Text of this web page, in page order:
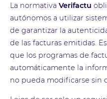
La normativa Verifactu
autónomos a utilizar
de garantizar la
de las facturas emitidas.
que los programas de
automáticamente la
no pueda modificarse sin